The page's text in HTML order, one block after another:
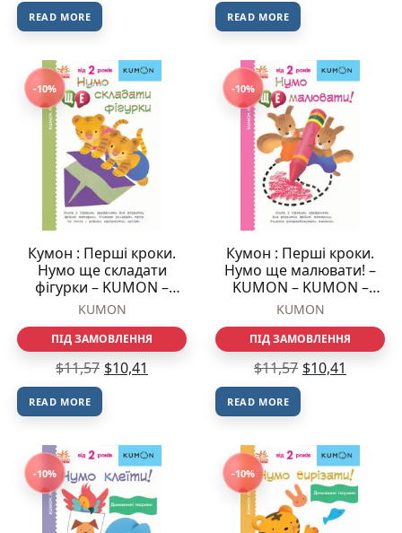
READ MORE READ MORE
-10%
Кумон : Перші кроки.
Нумо ще складати
фігурки – KUMON –
KUMON – Ранок
KUMON
ПІД ЗАМОВЛЕННЯ
$11,57 $10,41
READ MORE
-10%
Кумон : Перші кроки.
Нумо ще малювати! –
KUMON – KUMON –
Ранок
KUMON
ПІД ЗАМОВЛЕННЯ
$11,57 $10,41
READ MORE
-10% -10%